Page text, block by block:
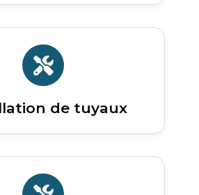
de tuyaux